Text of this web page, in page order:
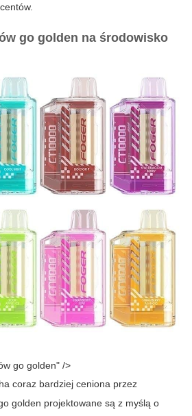
go golden na środowisko
go golden" />
coraz bardziej ceniona przez
golden projektowane są z myślą o